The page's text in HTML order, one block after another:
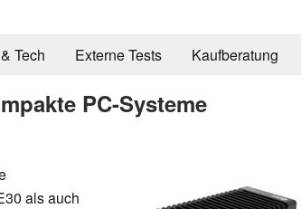
Tech Externe Tests Kaufberatung
PC-Systeme
als auch